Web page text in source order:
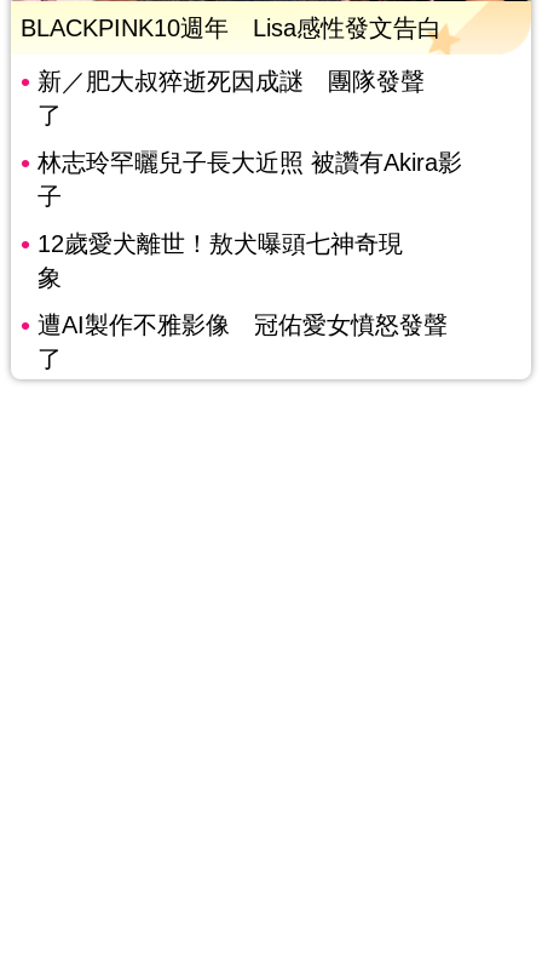
BLACKPINK10週年 Lisa感性發文告白
新／肥大叔猝逝死因成謎 團隊發聲
了
林志玲罕曬兒子長大近照 被讚有Akira影
子
12歲愛犬離世！敖犬曝頭七神奇現
象
遭AI製作不雅影像 冠佑愛女憤怒發聲
了